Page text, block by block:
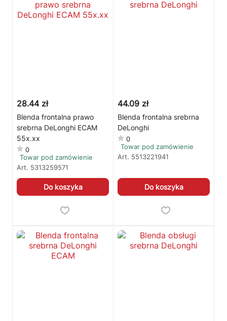
28.44 zł
Blenda frontalna prawo
srebrna DeLonghi ECAM
55x.xx
0
Towar pod zamówienie
Art. 5313259571
Do koszyka
44.09 zł
Blenda frontalna srebrna
DeLonghi
0
Towar pod zamówienie
Art. 5513221941
Do koszyka